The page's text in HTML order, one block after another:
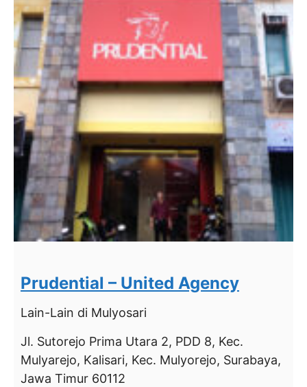
Prudential – United Agency
Lain-Lain di Mulyosari
Jl. Sutorejo Prima Utara 2, PDD 8, Kec.
Mulyarejo, Kalisari, Kec. Mulyorejo, Surabaya,
Jawa Timur 60112